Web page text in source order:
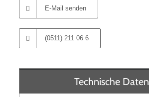
E-Mail senden
(0511) 211 06 6
Technische Daten